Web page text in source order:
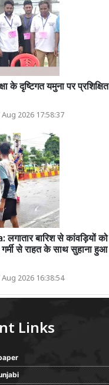
के दृष्टिगत यमुना पर प्रशिक्षित
2026 17:58:37
बारिश से कांवड़ियों को
गर्मी से राहत के साथ सुहाना हुआ
2026 16:38:54
Links